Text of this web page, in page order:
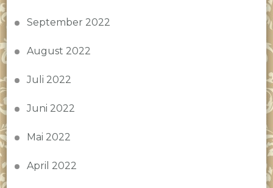
September 2022
August 2022
Juli 2022
Juni 2022
Mai 2022
April 2022